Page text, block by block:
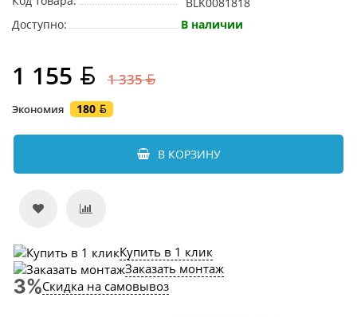
Доступно:
В наличии
1 155 1 335
Экономия 180
В КОРЗИНУ
Купить в 1 клик
Заказать монтаж
Скидка на самовывоз